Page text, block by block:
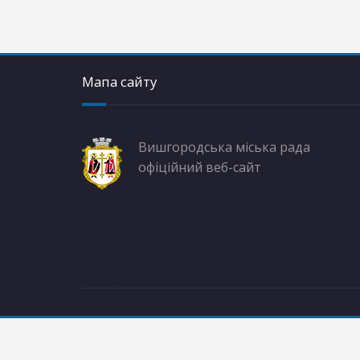
Мапа сайту
Вишгородська міська рада
офіційний веб-сайт